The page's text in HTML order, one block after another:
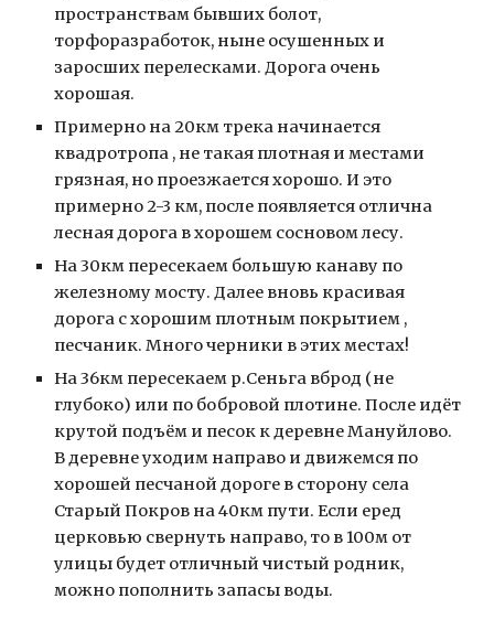
пространствам бывших болот,
торфоразработок, ныне осушенных и
заросших перелесками. Дорога очень
хорошая.
Примерно на 20км трека начинается
квадротропа , не такая плотная и местами
грязная, но проезжается хорошо. И это
примерно 2-3 км, после появляется отлична
лесная дорога в хорошем сосновом лесу.
На 30км пересекаем большую канаву по
железному мосту. Далее вновь красивая
дорога с хорошим плотным покрытием ,
песчаник. Много черники в этих местах!
На 36км пересекаем р.Сеньга вброд (не
глубоко) или по бобровой плотине. После идёт
крутой подъём и песок к деревне Мануйлово.
В деревне уходим направо и движемся по
хорошей песчаной дороге в сторону села
Старый Покров на 40км пути. Если еред
церковью свернуть направо, то в 100м от
улицы будет отличный чистый родник,
можно пополнить запасы воды.